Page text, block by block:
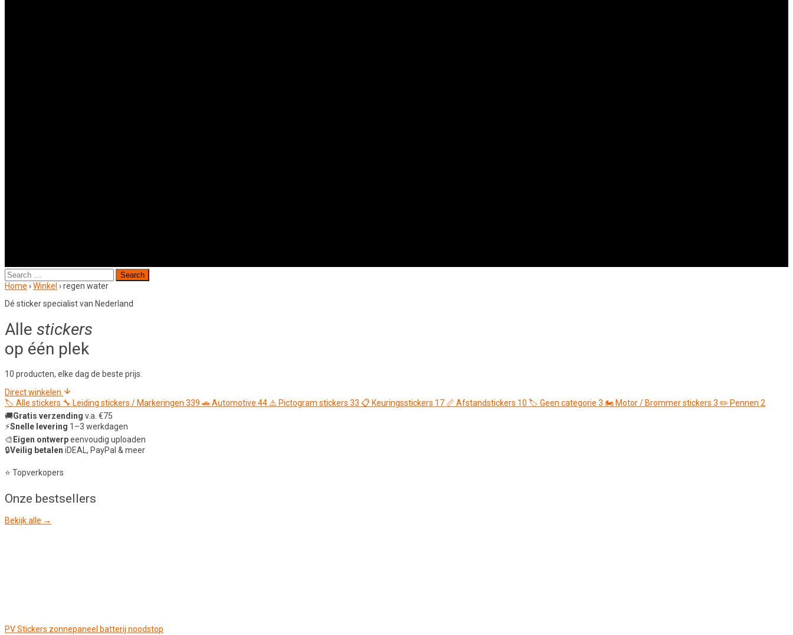
Search
for:
Home ›Winkel ›regen water
Dé sticker specialist van Nederland
Alle stickers
op één plek
10 producten, elke dag de beste prijs.
Direct winkelen
🏷️ Alle stickers 🔧 Leiding stickers / Markeringen 339 🚗Automotive 44 ⚠️ Pictogram stickers 33 📋 Keuringsstickers 17 📏 Afstandstickers 10 🏷️ Geen categorie 3 🏍️ Motor / Brommer stickers 3 ✏️ Pennen 2
🚚Gratis verzending v.a. €75
⚡Snelle levering 1–3 werkdagen
🎨 Eigen ontwerpeenvoudig uploaden
🔒Veilig betalen iDEAL, PayPal & meer
⭐ Topverkopers
Onze bestsellers
Bekijk alle →
PV Stickers zonnepaneel batterij noodstop